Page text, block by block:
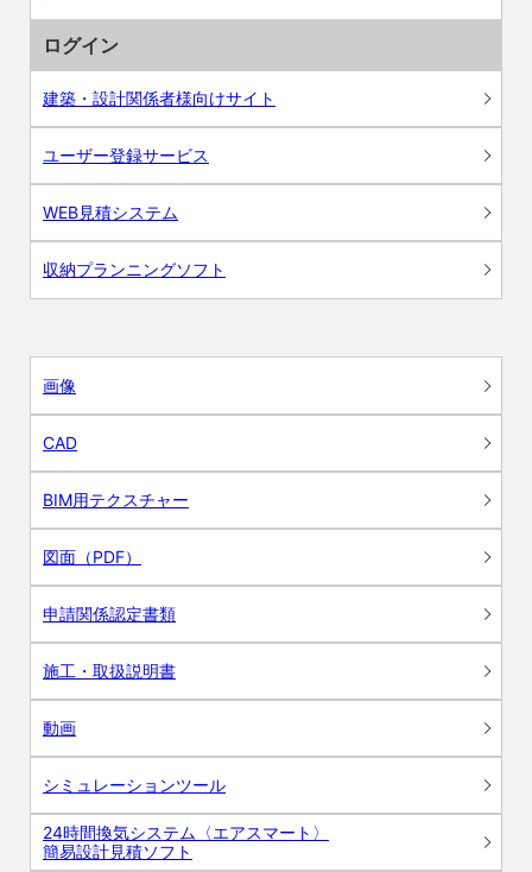
ログイン
建築・設計関係者様向けサイト
ユーザー登録サービス
WEB見積システム
収納プランニングソフト
画像
CAD
BIM用テクスチャー
図面（PDF）
申請関係認定書類
施工・取扱説明書
動画
シミュレーションツール
24時間換気システム〈エアスマート〉
簡易設計見積ソフト